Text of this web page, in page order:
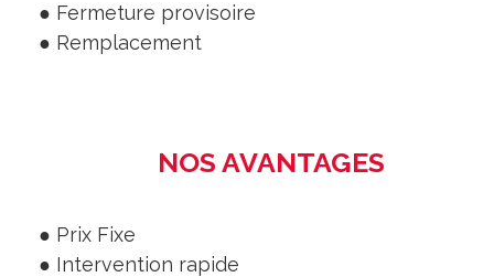
● Fermeture provisoire
● Remplacement
NOS AVANTAGES
● Prix Fixe
● Intervention rapide